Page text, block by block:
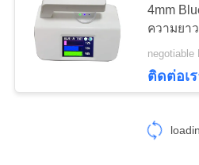
ตารางเครื่
ทัศนมาตรศ
4mm
ความยา
Visible
negotiable
ติดต่อเ